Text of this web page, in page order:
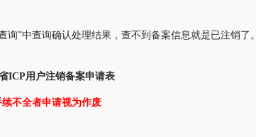
询”中查询确认处理结果，查不到备案信息就是已注销了。
ICP用户注销备案申请表
续不全者申请视为作废